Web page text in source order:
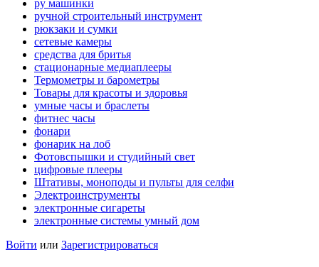
ру машинки
ручной строительный инструмент
рюкзаки и сумки
сетевые камеры
средства для бритья
стационарные медиаплееры
Термометры и барометры
Товары для красоты и здоровья
умные часы и браслеты
фитнес часы
фонари
фонарик на лоб
Фотовспышки и студийный свет
цифровые плееры
Штативы, моноподы и пульты для селфи
Электроинструменты
электронные сигареты
электронные системы умный дом
Войти или Зарегистрироваться